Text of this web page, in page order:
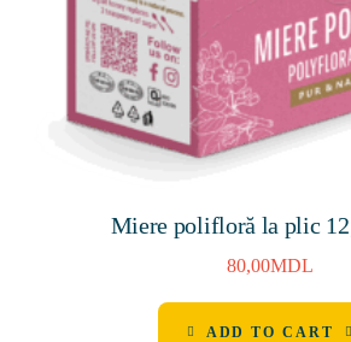
Miere polifloră la plic
80,00MDL
ADD TO CART